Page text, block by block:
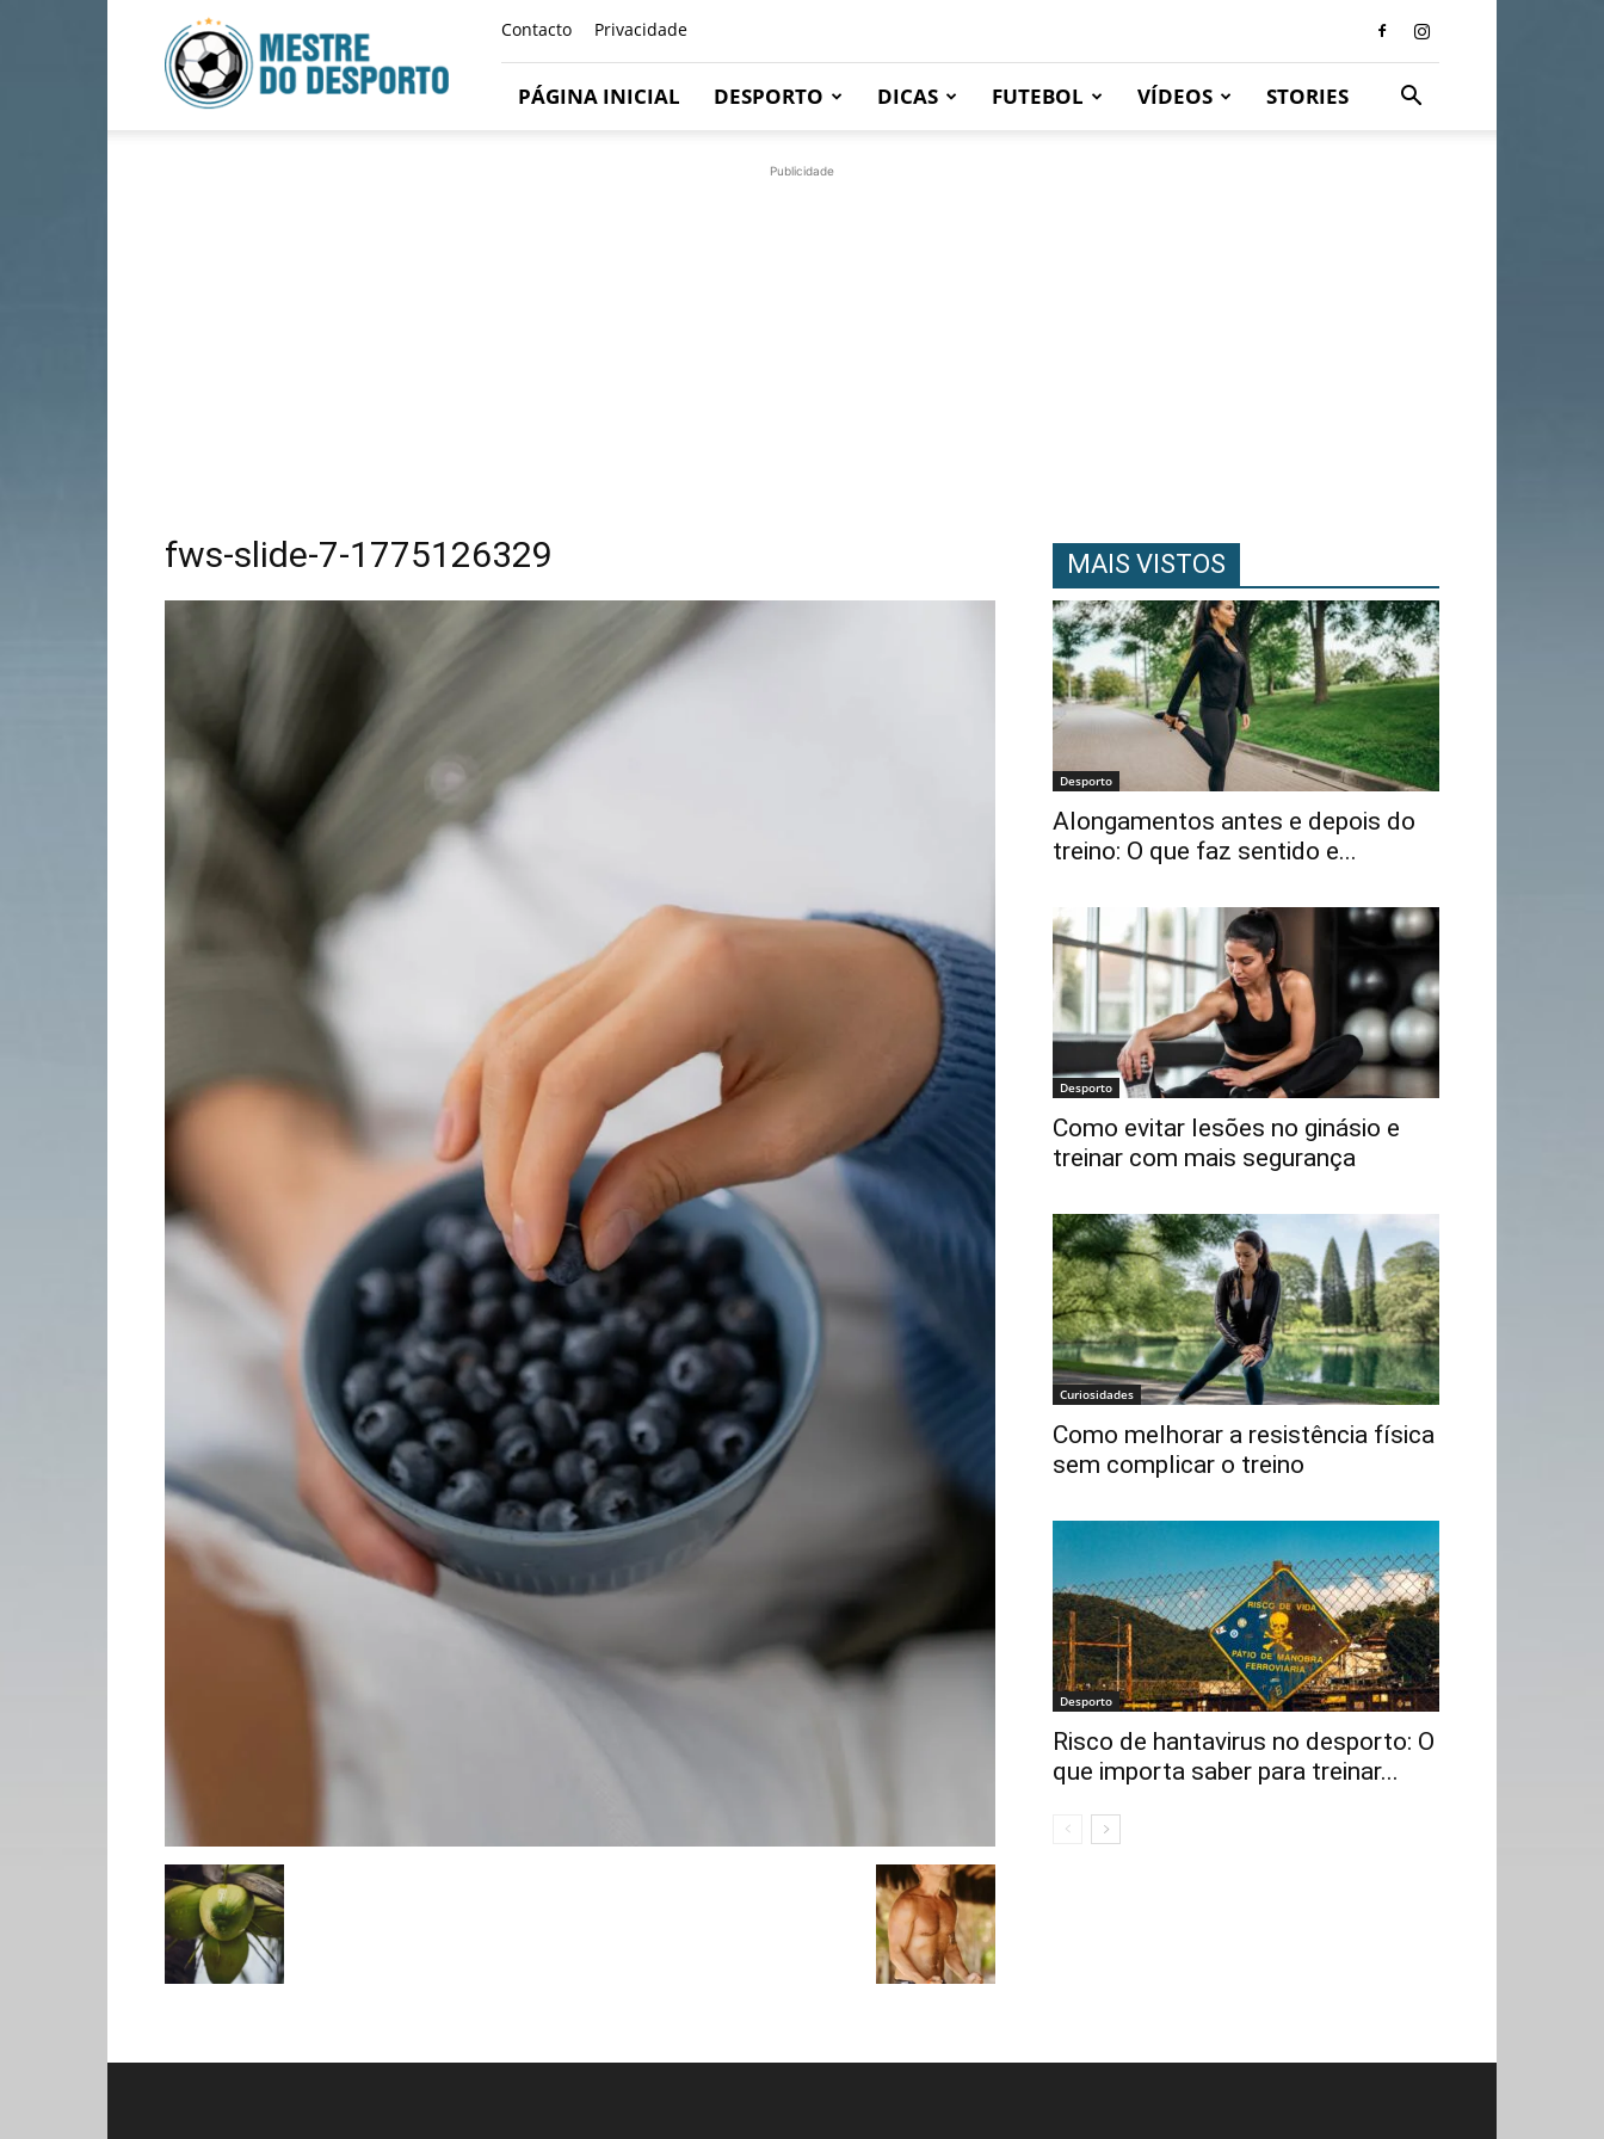
Mestre
Do
Desporto
Contacto Privacidade
PÁGINA INICIAL DESPORTO DICAS FUTEBOL VÍDEOS STORIES
Publicidade
fws-slide-7-1775126329 MAIS VISTOS
Desporto
Alongamentos antes e depois do
treino: O que faz sentido e...
Desporto
Como evitar lesões no ginásio e
treinar com mais segurança
Curiosidades
Como melhorar a resistência física
sem complicar o treino
Desporto
Risco de hantavirus no desporto: O
que importa saber para treinar...